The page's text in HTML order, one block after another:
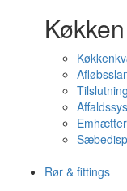
Emhætter
Rør & fittings